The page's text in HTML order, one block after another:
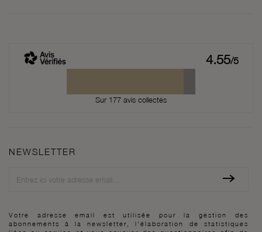
4.55/5
Sur 177 avis collectés
NEWSLETTER
Votre adresse email est utilisée pour la gestion des
abonnements à la newsletter, l'élaboration de statistiques